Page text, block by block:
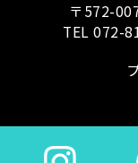
〒572-
TEL 072-